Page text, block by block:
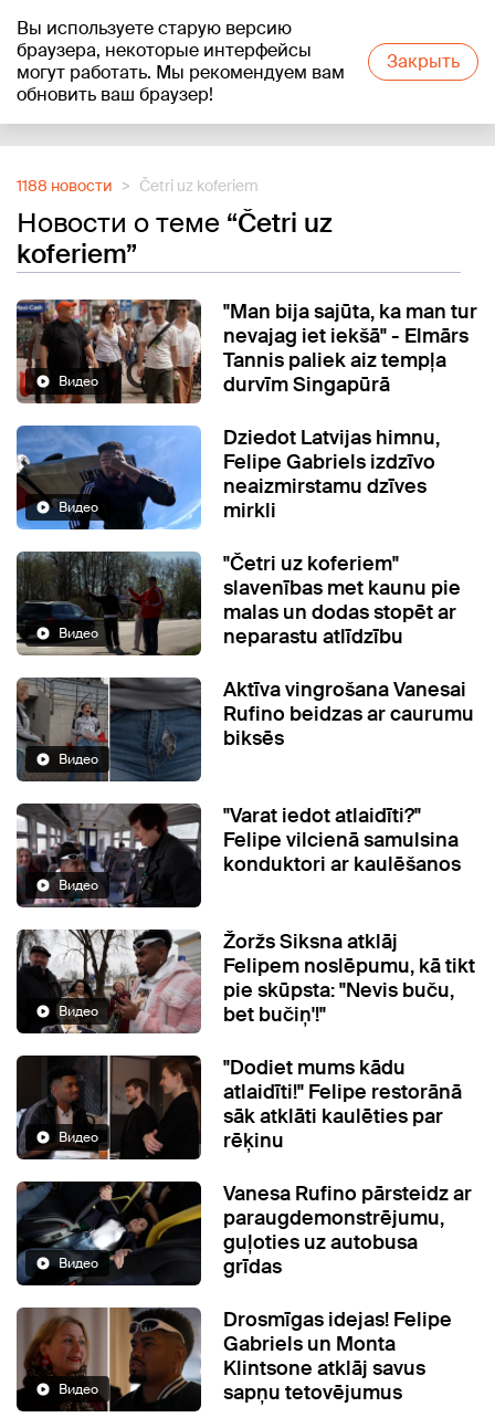
Вы используете старую версию
браузера, некоторые интерфейсы
могут работать. Мы рекомендуем вам
обновить ваш браузер!
Закрыть
+24°C
1188 новости Četri uz koferiem
Новости о теме “Četri uz
koferiem”
Видео
"Man bija sajūta, ka man tur
nevajag iet iekšā" - Elmārs
Tannis paliek aiz tempļa
durvīm Singapūrā
Видео
Dziedot Latvijas himnu,
Felipe Gabriels izdzīvo
neaizmirstamu dzīves
mirkli
Видео
"Četri uz koferiem"
slavenības met kaunu pie
malas un dodas stopēt ar
neparastu atlīdzību
Видео
Aktīva vingrošana Vanesai
Rufino beidzas ar caurumu
biksēs
Видео
"Varat iedot atlaidīti?"
Felipe vilcienā samulsina
konduktori ar kaulēšanos
Видео
Žoržs Siksna atklāj
Felipem noslēpumu, kā tikt
pie skūpsta: "Nevis buču,
bet bučiņ'!"
Видео
"Dodiet mums kādu
atlaidīti!" Felipe restorānā
sāk atklāti kaulēties par
rēķinu
Видео
Vanesa Rufino pārsteidz ar
paraugdemonstrējumu,
guļoties uz autobusa
grīdas
Видео
Drosmīgas idejas! Felipe
Gabriels un Monta
Klintsone atklāj savus
sapņu tetovējumus